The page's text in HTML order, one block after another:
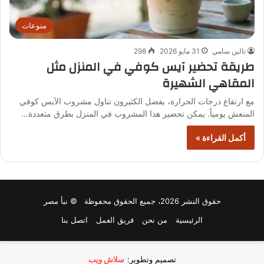
منوعات
تالين سامي 31 مايو 2026 298
طريقة تحضير آيس كوفي في المنزل مثل
المقاهي الشهيرة
مع ارتفاع درجات الحرارة، يفضل الكثيرون تناول مشروب الآيس كوفي
المنعش يومياً. يمكن تحضير هذا المشروب في المنزل بطرق متعددة…
أكمل القراءة »
حقوق النشر 2026، جميع الحقوق محفوظة © نبأ مصر
الرئيسية
من نحن فريق العمل اتصل بنا
تصميم وتطوير: سلاش ويب